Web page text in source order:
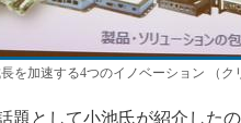
を加速する4つのイノベーション （ク
題として小池氏が紹介した